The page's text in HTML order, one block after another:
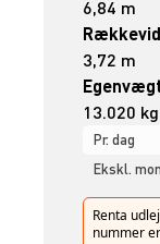
6,84 m
3,72 m
Egenvægt
13.020 kg
Pr. dag
Ekskl.
Renta
nummer